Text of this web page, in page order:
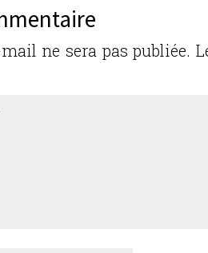
ne sera pas publiée.